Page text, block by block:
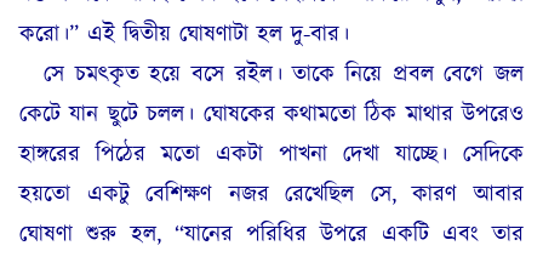
করো।” এই দ্বিতীয় ঘোষণাটা হল দু-বার।
সে চমৎকৃত হয়ে বসে রইল। তাকে নিয়ে প্রবল বেগে জল
কেটে যান ছুটে চলল। ঘোষকের কথামতো ঠিক মাথার উপরেও
হাঙ্গরের পিঠের মতো একটা পাখনা দেখা যাচ্ছে। সেদিকে
হয়তো একটু বেশিক্ষণ নজর রেখেছিল সে, কারণ আবার
ঘোষণা শুরু হল, “যানের পরিধির উপরে একটি এবং তার